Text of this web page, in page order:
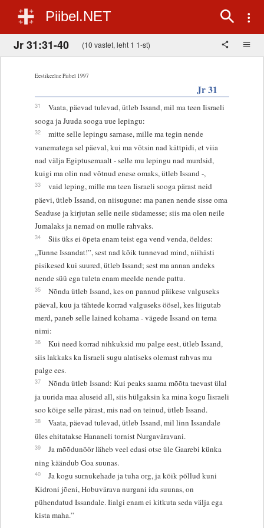
Piibel.NET
Jr 31:31-40 (10 vastet, leht 1 1-st)
Eestikeelne Piibel 1997
Jr 31
31
Vaata, päevad tulevad, ütleb Issand, mil ma teen Iisraeli
sooga ja Juuda sooga uue lepingu:
32
mitte selle lepingu sarnase, mille ma tegin nende
vanematega sel päeval, kui ma võtsin nad kättpidi, et viia
nad välja Egiptusemaalt - selle mu lepingu nad murdsid,
kuigi ma olin nad võtnud enese omaks, ütleb Issand -,
33
vaid leping, mille ma teen Iisraeli sooga pärast neid
päevi, ütleb Issand, on niisugune: ma panen nende sisse oma
Seaduse ja kirjutan selle neile südamesse; siis ma olen neile
Jumalaks ja nemad on mulle rahvaks.
34
Siis üks ei õpeta enam teist ega vend venda, öeldes:
„Tunne Issandat!”, sest nad kõik tunnevad mind, niihästi
pisikesed kui suured, ütleb Issand; sest ma annan andeks
nende süü ega tuleta enam meelde nende pattu.
35
Nõnda ütleb Issand, kes on pannud päikese valguseks
päeval, kuu ja tähtede korrad valguseks öösel, kes liigutab
merd, paneb selle lained kohama - vägede Issand on tema
nimi:
36
Kui need korrad nihkuksid mu palge eest, ütleb Issand,
siis lakkaks ka Iisraeli sugu alatiseks olemast rahvas mu
palge ees.
37
Nõnda ütleb Issand: Kui peaks saama mõõta taevast ülal
ja uurida maa aluseid all, siis hülgaksin ka mina kogu Iisraeli
soo kõige selle pärast, mis nad on teinud, ütleb Issand.
38
Vaata, päevad tulevad, ütleb Issand, mil linn Issandale
üles ehitatakse Hananeli tornist Nurgaväravani.
39
Ja mõõdunöör läheb veel edasi otse üle Gaarebi künka
ning käändub Goa suunas.
40
Ja kogu surnukehade ja tuha org, ja kõik põllud kuni
Kidroni jõeni, Hobuvärava nurgani ida suunas, on
pühendatud Issandale. Iialgi enam ei kitkuta seda välja ega
kista maha.”